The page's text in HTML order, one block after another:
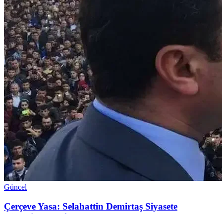
Güncel
Çerçeve Yasa: Selahattin Demirtaş Siyasete